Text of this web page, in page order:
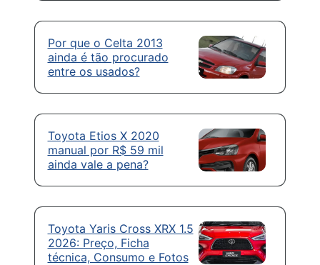
Por que o Celta 2013
ainda é tão procurado
entre os usados?
Toyota Etios X 2020
manual por R$ 59 mil
ainda vale a pena?
Toyota Yaris Cross XRX 1.5
2026: Preço, Ficha
técnica, Consumo e Fotos